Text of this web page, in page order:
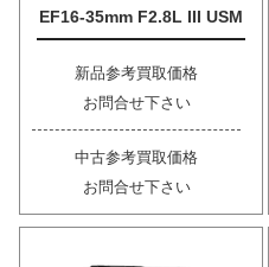
EF16-35mm F2.8L III USM
新品参考買取価格
お問合せ下さい
中古参考買取価格
お問合せ下さい